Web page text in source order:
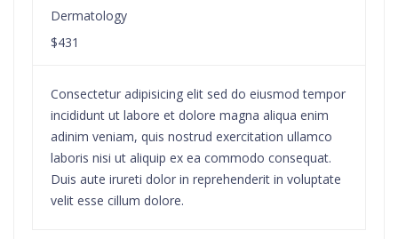
Dermatology
$431
Consectetur adipisicing elit sed do eiusmod tempor
incididunt ut labore et dolore magna aliqua enim
adinim veniam, quis nostrud exercitation ullamco
laboris nisi ut aliquip ex ea commodo consequat.
Duis aute irureti dolor in reprehenderit in voluptate
velit esse cillum dolore.